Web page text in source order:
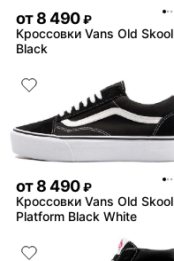
от8 490 ₽
Кроссовки Vans Old Skool
Black
от8 490 ₽
Кроссовки Vans Old Skool
Platform Black White